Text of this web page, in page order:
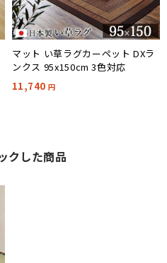
マット い草ラグカーペット DXラ
ンクス 95x150cm 3色対応
11,740 円
クした商品